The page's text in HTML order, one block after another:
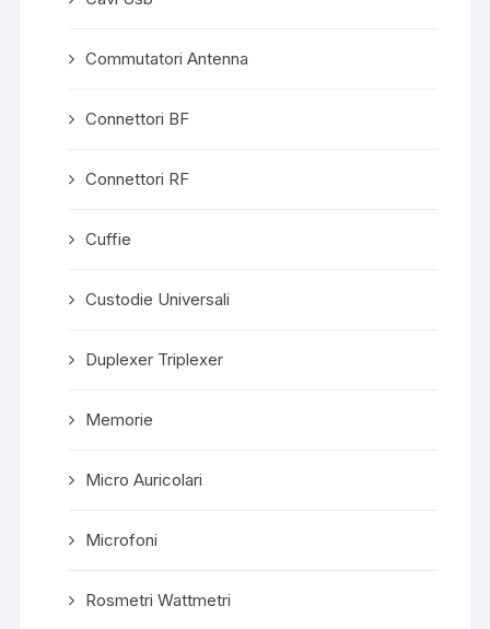
Commutatori Antenna
Connettori BF
Connettori RF
Cuffie
Custodie Universali
Duplexer Triplexer
Memorie
Micro Auricolari
Microfoni
Rosmetri Wattmetri